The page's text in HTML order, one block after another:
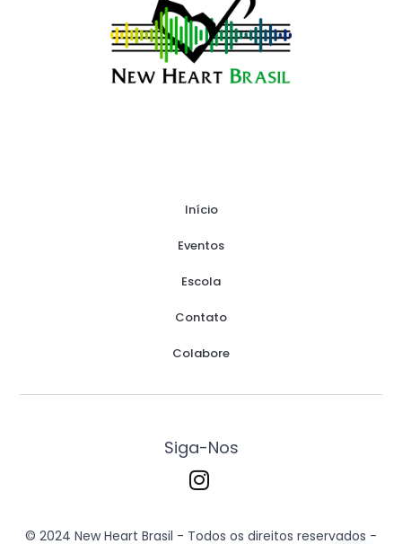
Início
Eventos
Escola
Contato
Colabore
Siga-Nos
© 2024 New Heart Brasil - Todos os direitos reservados -